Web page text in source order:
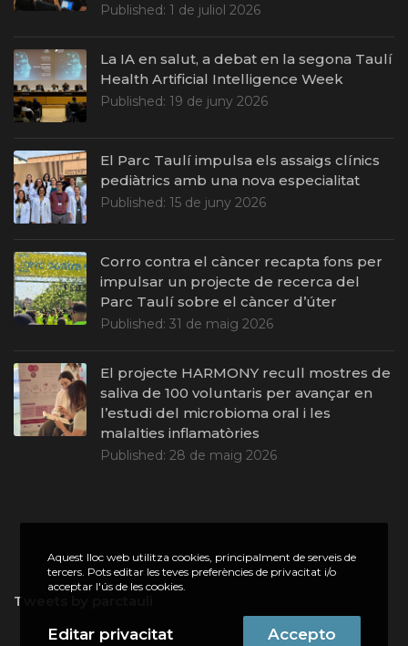
Published: 1 de juliol 2026
La IA en salut, a debat en la segona Taulí
Health Artificial Intelligence Week
Published: 19 de juny 2026
El Parc Taulí impulsa els assaigs clínics
pediàtrics amb una nova especialitat
Published: 15 de juny 2026
Corro contra el càncer recapta fons per
impulsar un projecte de recerca del
Parc Taulí sobre el càncer d’úter
Published: 31 de maig 2026
El projecte HARMONY recull mostres de
saliva de 100 voluntaris per avançar en
l’estudi del microbioma oral i les
malalties inflamatòries
Published: 28 de maig 2026
Tweets by parctauli
Aquest lloc web utilitza cookies, principalment de serveis de
tercers. Pots editar les teves preferències de privacitat i/o
acceptar l'ús de les cookies.
Editar privacitat Accepto